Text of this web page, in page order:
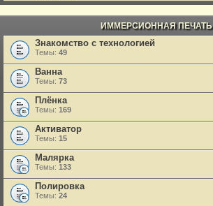
ИММЕРСИОННАЯ ПЕЧАТЬ
Знакомство с технологией
Темы: 49
Ванна
Темы: 73
Плёнка
Темы: 169
Активатор
Темы: 15
Малярка
Темы: 133
Полировка
Темы: 24